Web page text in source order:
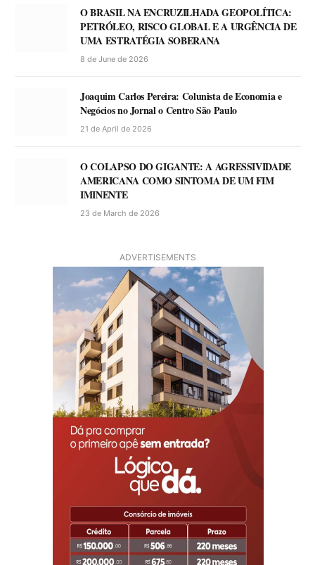
O BRASIL NA ENCRUZILHADA GEOPOLÍTICA:
PETRÓLEO, RISCO GLOBAL E A URGÊNCIA DE
UMA ESTRATÉGIA SOBERANA
8 de June de 2026
Joaquim Carlos Pereira: Colunista de Economia e
Negócios no Jornal o Centro São Paulo
21 de April de 2026
O COLAPSO DO GIGANTE: A AGRESSIVIDADE
AMERICANA COMO SINTOMA DE UM FIM
IMINENTE
23 de March de 2026
ADVERTISEMENTS